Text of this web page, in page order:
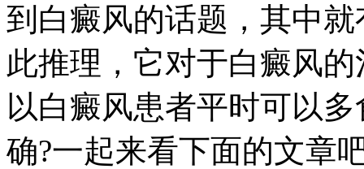
到白癜风的话题，其中
此推理，它对于白癜风
以白癜风患者平时可以
确?一起来看下面的文章